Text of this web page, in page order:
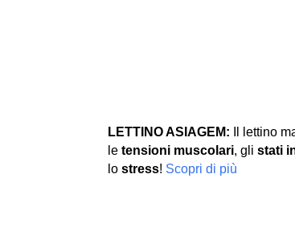
LETTINO ASIAGEM: Il lettino
letensioni muscolari, glistati
lostress! Scopri di più